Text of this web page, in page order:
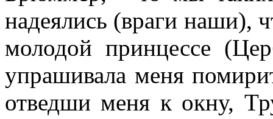
надеялись (враги наши),
молодой принцессе
упрашивала меня
отведши меня к окну,